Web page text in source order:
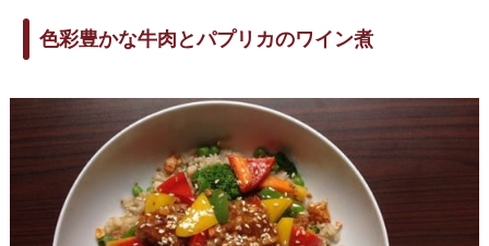
色彩豊かな牛肉とパプリカのワイン煮